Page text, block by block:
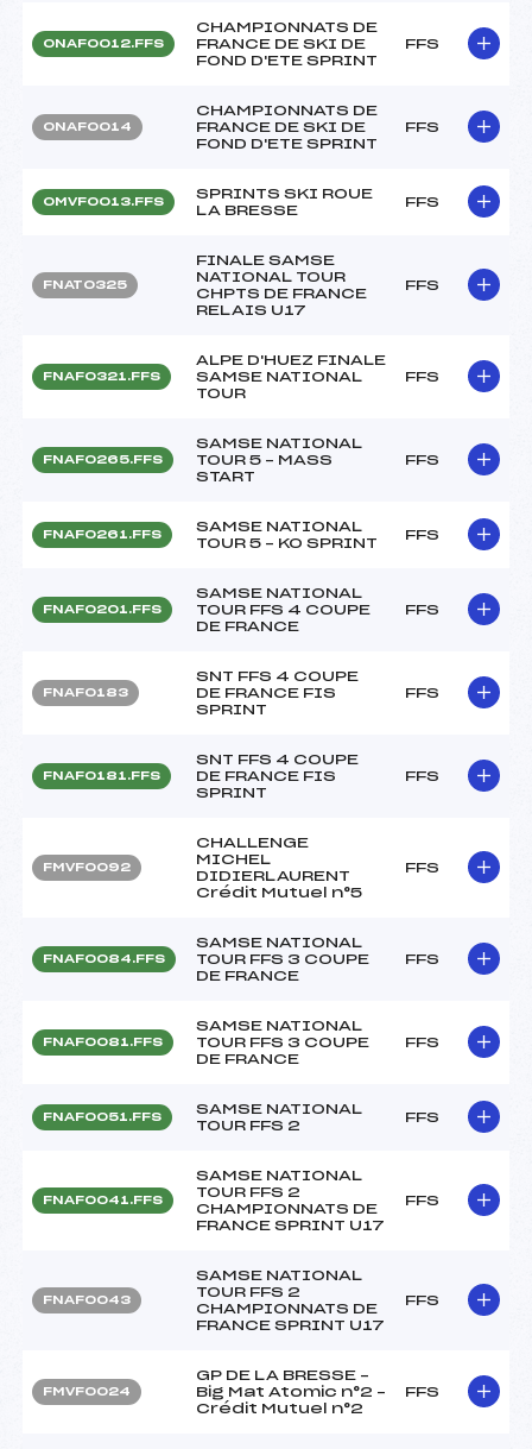
ONAF0012.FFS
CHAMPIONNATS DE
FRANCE DE SKI DE
FOND D'ETE SPRINT
FFS
ONAF0014
CHAMPIONNATS DE
FRANCE DE SKI DE
FOND D'ETE SPRINT
FFS
OMVF0013.FFS
SPRINTS SKI ROUE
LA BRESSE
FFS
FNAT0325
FINALE SAMSE
NATIONAL TOUR
CHPTS DE FRANCE
RELAIS U17
FFS
FNAF0321.FFS
ALPE D'HUEZ FINALE
SAMSE NATIONAL
TOUR
FFS
FNAF0265.FFS
SAMSE NATIONAL
TOUR 5 – MASS
START
FFS
FNAF0261.FFS
SAMSE NATIONAL
TOUR 5 – KO SPRINT
FFS
FNAF0201.FFS
SAMSE NATIONAL
TOUR FFS 4 COUPE
DE FRANCE
FFS
FNAF0183
SNT FFS 4 COUPE
DE FRANCE FIS
SPRINT
FFS
FNAF0181.FFS
SNT FFS 4 COUPE
DE FRANCE FIS
SPRINT
FFS
FMVF0092
CHALLENGE
MICHEL
DIDIERLAURENT
Crédit Mutuel n°5
FFS
FNAF0084.FFS
SAMSE NATIONAL
TOUR FFS 3 COUPE
DE FRANCE
FFS
FNAF0081.FFS
SAMSE NATIONAL
TOUR FFS 3 COUPE
DE FRANCE
FFS
FNAF0051.FFS
SAMSE NATIONAL
TOUR FFS 2
FFS
FNAF0041.FFS
SAMSE NATIONAL
TOUR FFS 2
CHAMPIONNATS DE
FRANCE SPRINT U17
FFS
FNAF0043
SAMSE NATIONAL
TOUR FFS 2
CHAMPIONNATS DE
FRANCE SPRINT U17
FFS
FMVF0024
GP DE LA BRESSE –
Big Mat Atomic n°2 –
Crédit Mutuel n°2
FFS